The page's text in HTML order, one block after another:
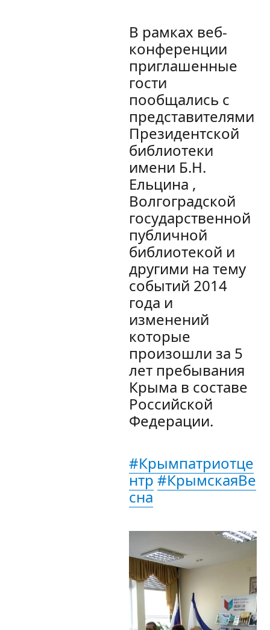
В рамках веб-
конференции
приглашенные
гости
пообщались с
представителями
Президентской
библиотеки
имени Б.Н.
Ельцина ,
Волгоградской
государственной
публичной
библиотекой и
другими на тему
событий 2014
года и
изменений
которые
произошли за 5
лет пребывания
Крыма в составе
Российской
Федерации.
#Крымпатриотце
нтр#КрымскаяВе
сна